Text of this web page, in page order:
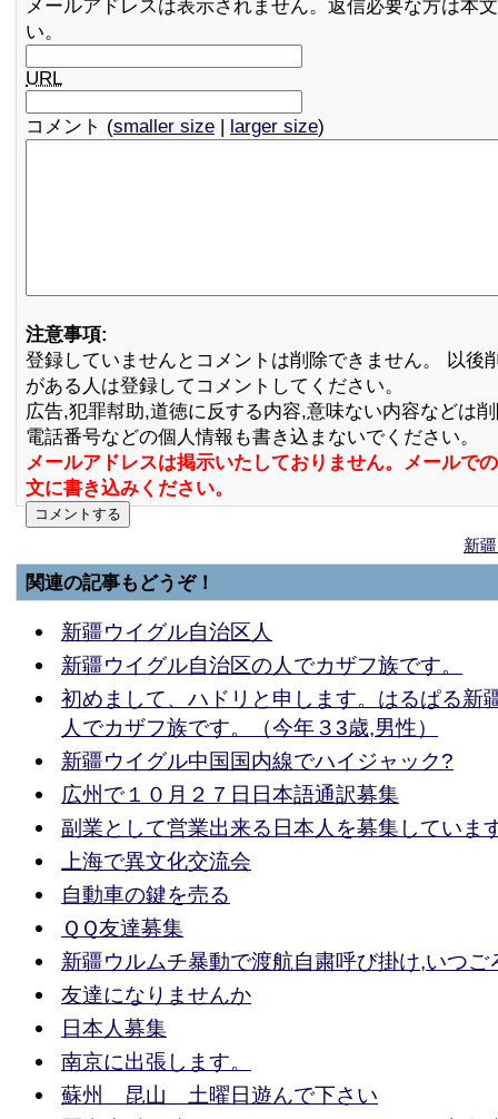
メールアドレスは表示されません。返信必要な方は本
い。
URL
コメント (smaller size | larger size)
注意事項:
登録していませんとコメントは削除できません。 以後
がある人は登録してコメントしてください。
広告,犯罪幇助,道徳に反する内容,意味ない内容などは
電話番号などの個人情報も書き込まないでください。
メールアドレスは掲示いたしておりません。メールで
文に書き込みください。
新
関連の記事もどうぞ！
新疆ウイグル自治区人
新疆ウイグル自治区の人でカザフ族です。
初めまして、ハドリと申します。はるぱる新
人でカザフ族です。（今年３3歳,男性）
新疆ウイグル中国国内線でハイジャック?
広州で１０月２７日日本語通訳募集
副業として営業出来る日本人を募集していま
上海で異文化交流会
自動車の鍵を売る
ＱＱ友達募集
新疆ウルムチ暴動で渡航自粛呼び掛け,いつご
友達になりませんか
日本人募集
南京に出張します。
蘇州 昆山 土曜日遊んで下さい